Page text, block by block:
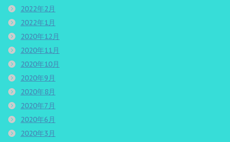
2022年2月
2022年1月
2020年12月
2020年11月
2020年10月
2020年9月
2020年8月
2020年7月
2020年6月
2020年3月